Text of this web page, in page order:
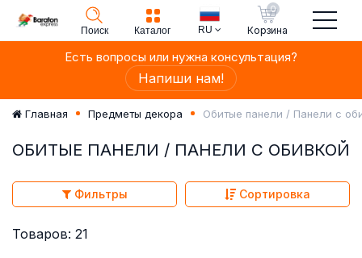
Поиск Каталог RU
0
Корзина
Есть вопросы или нужна консультация?
Напиши нам!
Главная Предметы декора Обитые панели / Панели с
ОБИТЫЕ ПАНЕЛИ / ПАНЕЛИ С ОБИВКОЙ
Фильтры Сортировка
Товаров: 21